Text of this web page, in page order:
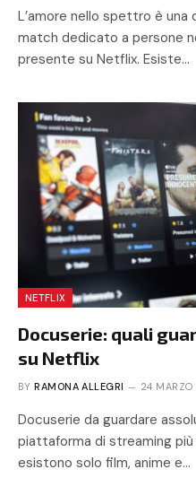
L’amore nello spettro è
match dedicato a persone
presente su Netflix. Esiste…
NETFLIX
Docuserie: quali
su Netflix
BY RAMONA ALLEGRI 24
Docuserie da guardare
piattaforma di streaming
esistono solo film, anime e…